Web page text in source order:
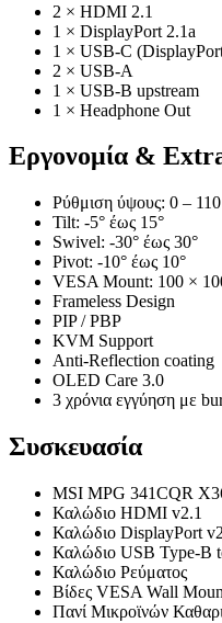
2 × HDMI 2.1
1 × DisplayPort 2.1a
1 × USB-C
2 × USB-A
1 × USB-B upstream
1 × Headphone Out
Εργονομία &
Ρύθμιση ύψους: 0 –
Tilt: -5° έως 15°
Swivel: -30° έως 30°
Pivot: -10° έως 10°
VESA Mount: 100 ×
Frameless Design
PIP / PBP
KVM Support
Anti-Reflection coating
OLED Care 3.0
3 χρόνια εγγύηση με
Συσκευασία
MSI MPG 341CQR
Καλώδιο HDMI v2.1
Καλώδιο DisplayPort
Καλώδιο USB Type-B
Καλώδιο Ρεύματος
Βίδες VESA Wall
Πανί Μικροϊνών